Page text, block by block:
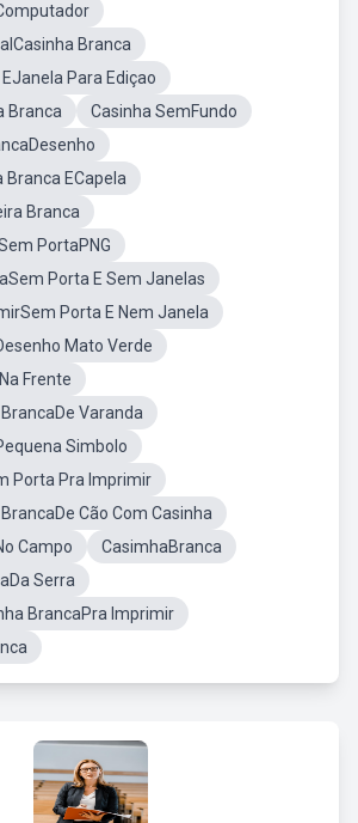
Branca
Para Ediçao
Branca
Casinha SemFundo
Branca ECapela
Branca
PortaPNG
Porta E Sem Janelas
Porta E Nem Janela
Mato Verde
Frente
Varanda
Simbolo
Porta Pra Imprimir
Cão Com Casinha
Campo
CasimhaBranca
Serra
BrancaPra Imprimir